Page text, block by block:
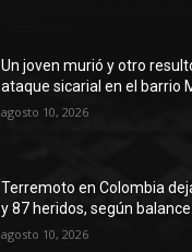
Un joven murió y otro
ataque sicarial en el barrio
agosto 10, 2026
Terremoto en Colombia
y 87 heridos, según
agosto 10, 2026